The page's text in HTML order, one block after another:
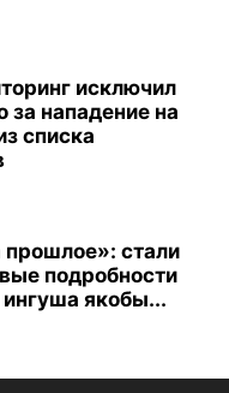
исключил
за нападение на
списка
прошлое»: стали
подробности
якобы...